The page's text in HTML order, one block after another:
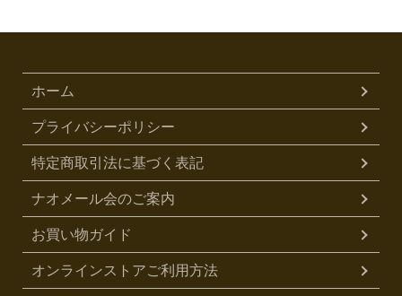
ホーム
プライバシーポリシー
特定商取引法に基づく表記
ナオメール会のご案内
お買い物ガイド
オンラインストアご利用方法